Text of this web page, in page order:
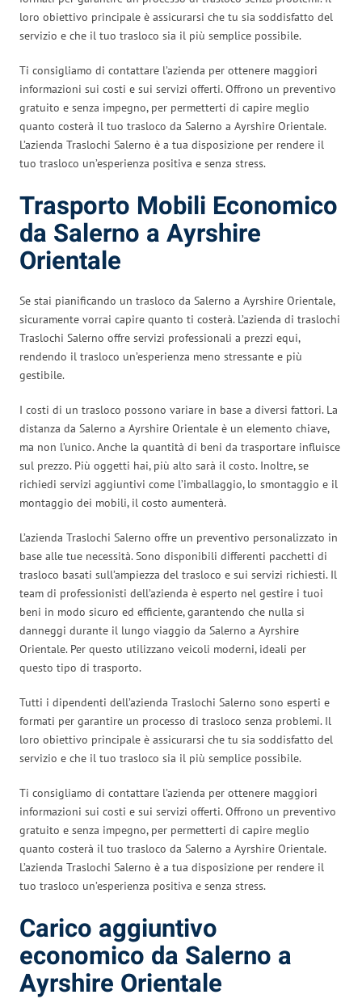
loro obiettivo principale è assicurarsi che tu sia soddisfatto del
servizio e che il tuo trasloco sia il più semplice possibile.
Ti consigliamo di contattare l’azienda per ottenere maggiori
informazioni sui costi e sui servizi offerti. Offrono un preventivo
gratuito e senza impegno, per permetterti di capire meglio
quanto costerà il tuo trasloco da Salerno a Ayrshire Orientale.
L’azienda Traslochi Salerno è a tua disposizione per rendere il
tuo trasloco un’esperienza positiva e senza stress.
Trasporto Mobili Economico
da Salerno a Ayrshire
Orientale
Se stai pianificando un trasloco da Salerno a Ayrshire Orientale,
sicuramente vorrai capire quanto ti costerà. L’azienda di traslochi
Traslochi Salerno offre servizi professionali a prezzi equi,
rendendo il trasloco un’esperienza meno stressante e più
gestibile.
I costi di un trasloco possono variare in base a diversi fattori. La
distanza da Salerno a Ayrshire Orientale è un elemento chiave,
ma non l’unico. Anche la quantità di beni da trasportare influisce
sul prezzo. Più oggetti hai, più alto sarà il costo. Inoltre, se
richiedi servizi aggiuntivi come l’imballaggio, lo smontaggio e il
montaggio dei mobili, il costo aumenterà.
L’azienda Traslochi Salerno offre un preventivo personalizzato in
base alle tue necessità. Sono disponibili differenti pacchetti di
trasloco basati sull’ampiezza del trasloco e sui servizi richiesti. Il
team di professionisti dell’azienda è esperto nel gestire i tuoi
beni in modo sicuro ed efficiente, garantendo che nulla si
danneggi durante il lungo viaggio da Salerno a Ayrshire
Orientale. Per questo utilizzano veicoli moderni, ideali per
questo tipo di trasporto.
Tutti i dipendenti dell’azienda Traslochi Salerno sono esperti e
formati per garantire un processo di trasloco senza problemi. Il
loro obiettivo principale è assicurarsi che tu sia soddisfatto del
servizio e che il tuo trasloco sia il più semplice possibile.
Ti consigliamo di contattare l’azienda per ottenere maggiori
informazioni sui costi e sui servizi offerti. Offrono un preventivo
gratuito e senza impegno, per permetterti di capire meglio
quanto costerà il tuo trasloco da Salerno a Ayrshire Orientale.
L’azienda Traslochi Salerno è a tua disposizione per rendere il
tuo trasloco un’esperienza positiva e senza stress.
Carico aggiuntivo
economico da Salerno a
Ayrshire Orientale